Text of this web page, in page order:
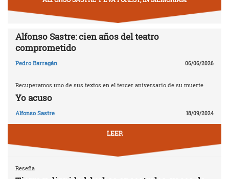
Alfonso Sastre: cien años del teatro
comprometido
Pedro Barragán 06/06/2026
Recuperamos uno de sus textos en el tercer aniversario de su muerte
Yo acuso
Alfonso Sastre 18/09/2024
LEER
Reseña